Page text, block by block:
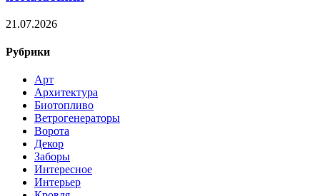
21.07.2026
Рубрики
Арт
Архитектура
Биотопливо
Ветрогенераторы
Ворота
Декор
Заборы
Интересное
Интерьер